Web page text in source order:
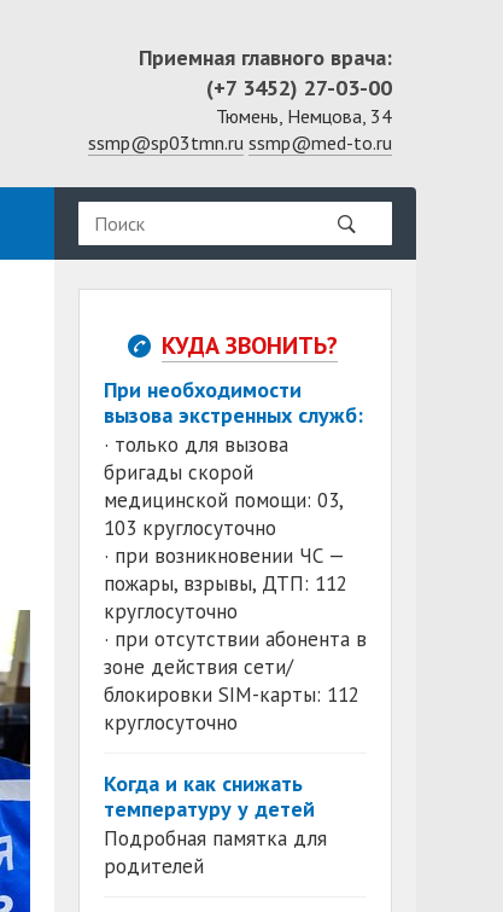
Приемная главного врача:
(+7 3452) 27-03-00
Тюмень, Немцова, 34
ssmp@sp03tmn.ru ssmp@med-to.ru
КУДА ЗВОНИТЬ?
При необходимости
вызова экстренных служб:
· только для вызова
бригады скорой
медицинской помощи: 03,
103 круглосуточно
· при возникновении ЧС —
пожары, взрывы, ДТП: 112
круглосуточно
· при отсутствии абонента в
зоне действия сети/
блокировки SIM-карты: 112
круглосуточно
Когда и как снижать
температуру у детей
Подробная памятка для
родителей